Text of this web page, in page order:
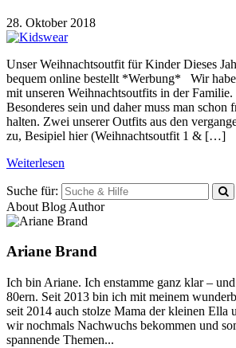
28. Oktober 2018
Unser Weihnachtsoutfit für Kinder Dieses
bequem online bestellt *Werbung* Wir
mit unseren Weihnachtsoutfits in der
Besonderes sein und daher muss man schon
halten. Zwei unserer Outfits aus den
zu, Besipiel hier (Weihnachtsoutfit 1 & […]
Weiterlesen
Suche für:
About Blog Author
Ariane Brand
Ich bin Ariane. Ich enstamme ganz klar –
80ern. Seit 2013 bin ich mit meinem
seit 2014 auch stolze Mama der kleinen Ella
wir nochmals Nachwuchs bekommen und
spannende Themen...